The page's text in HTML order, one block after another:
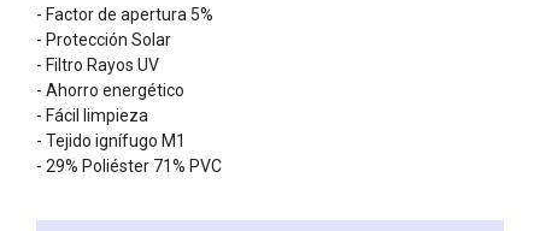
- Factor de apertura 5%
- Protección Solar
- Filtro Rayos UV
- Ahorro energético
- Fácil limpieza
- Tejido ignífugo M1
- 29% Poliéster 71% PVC